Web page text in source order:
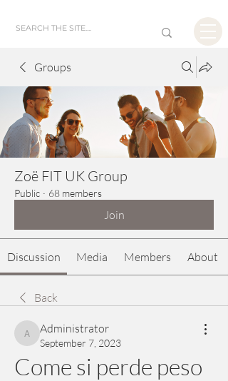
Groups
Zoë FIT UK Group
Public · 68 members
Join
Discussion Media Members About
Back
Administrator
Administrator
September 7, 2023
Come si perde peso